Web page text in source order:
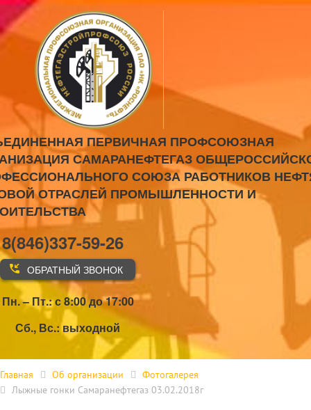
ПЕРВИЧНАЯ ПРОФСОЮЗНАЯ
САМАРАНЕФТЕГАЗ
СОЮЗА РАБОТНИКОВ
ОТРАСЛЕЙ ПРОМЫШЛЕННОСТИ И
8(846)337-59-26
ОБРАТНЫЙ ЗВОНОК
Пн. – Пт.: с 8:00 до 17:00
Сб., Вс.: выходной
Главная Об организации
Фотогалерея
Лыжные гонки Самаранефтегаз 03.02.2018г